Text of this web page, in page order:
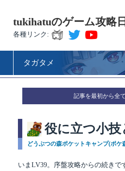
tukihatuのゲーム攻略
各種リンク:
タガタメ
記事を最初から全
役に立つ小技
カ
ゴ
どうぶつの森ポケットキャンプ(ポケ
いまLV39。序盤攻略からの続きで